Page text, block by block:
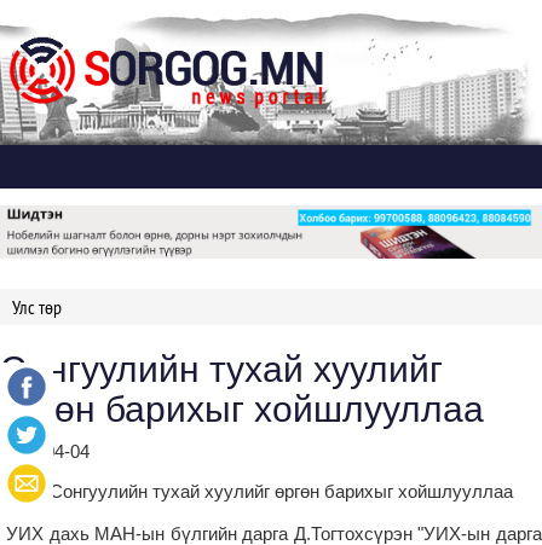
Улс төр
Сонгуулийн тухай хуулийг
өргөн барихыг хойшлууллаа
2023-04-04
УИХ дахь МАН-ын бүлгийн дарга Д.Тогтохсүрэн "УИХ-ын дарга